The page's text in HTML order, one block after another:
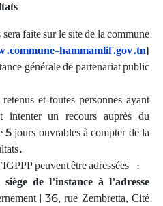
faite sur le site de la commune
hammamlif.gov.tn)
générale de partenariat public
et toutes personnes ayant
intenter un recours auprès du
5 jours ouvrables à compter de la
peuvent être adressées :
de l’instance à l’adresse
| 36, rue Zembretta, Cité